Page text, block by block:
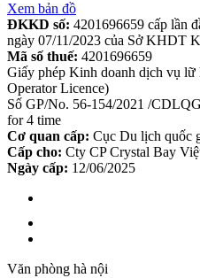
Xem bản đồ
ĐKKD số: 4201696659 cấp lần
ngày 07/11/2023 của Sở KHDT
Mã số thuế: 4201696659
Giấy phép Kinh doanh dịch vụ lữ
Operator Licence)
Số GP/No. 56-154/2021 /
for 4 time
Cơ quan cấp: Cục Du lịch quốc
Cấp cho: Cty CP Crystal Bay
Ngày cấp: 12/06/2025
Văn phòng hà nội